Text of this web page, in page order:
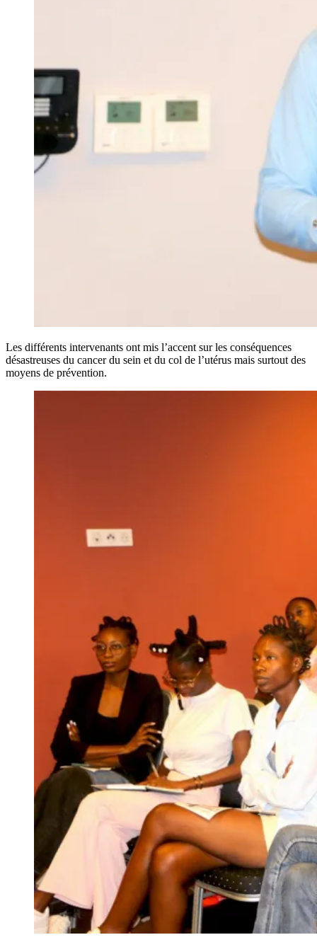
Les différents intervenants ont mis l’accent sur les conséquences
désastreuses du cancer du sein et du col de l’utérus mais surtout des
moyens de prévention.